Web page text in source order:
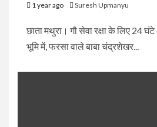
1 year ago Suresh Upmanyu
छाता मथुरा। गौ सेवा रक्षा के लिए 24
भूमि में, फरसा वाले बाबा चंद्रशेखर...